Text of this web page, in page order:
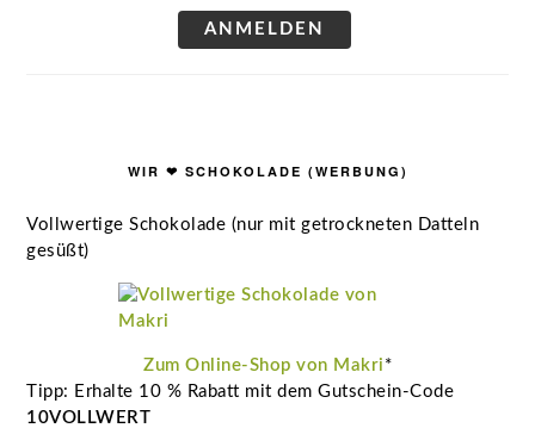
ANMELDEN
WIR ❤ SCHOKOLADE (WERBUNG)
Vollwertige Schokolade (nur mit getrockneten Datteln
gesüßt)
Zum Online-Shop von Makri *
Tipp: Erhalte 10 % Rabatt mit dem Gutschein-Code
10VOLLWERT